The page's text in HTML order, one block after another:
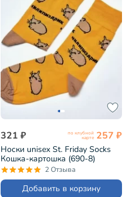
321 ₽ по клубной
карте 257 ₽
Носки unisex St. Friday Socks
Кошка-картошка (690-8)
2 Отзыва
Добавить в корзину